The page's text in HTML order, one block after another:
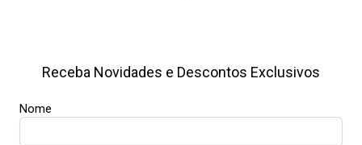
Receba Novidades e Descontos Exclusivos
Nome